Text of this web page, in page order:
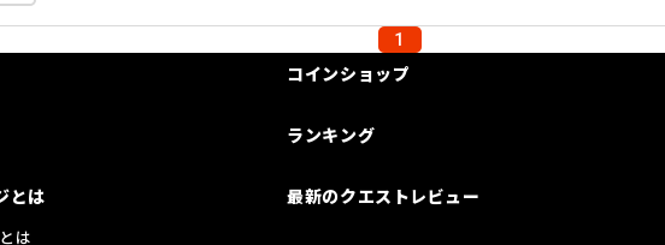
1
とは
は
コインショップ
ランキング
最新のクエストレビュー